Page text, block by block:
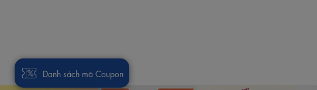
vậy, đôi dép luôn giữ được phom dáng ổn định, đàn hồi tốt theo từng
Danh sách mã Coupon